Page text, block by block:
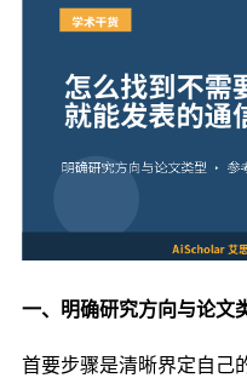
一、明确研究方向与论文
首要步骤是清晰界定自己